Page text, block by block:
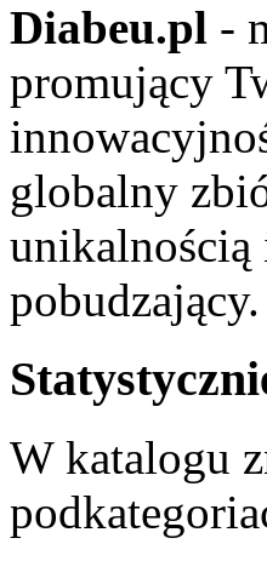
Diabeu.pl -
promujący
globalny
pobudzający.
W katalogu